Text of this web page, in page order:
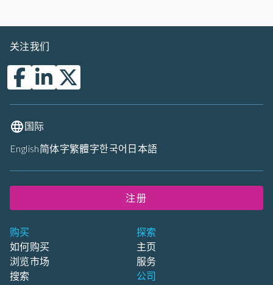
购买
如何购买
浏览市场
搜索
探索
主页
服务
公司
关注我们
国际
English简体字繁體字한국어 日本語
注册